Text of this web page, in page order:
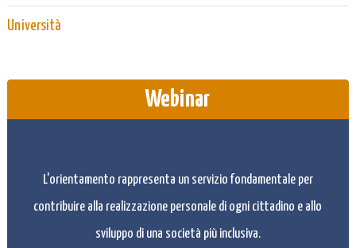
Università
Webinar
L'orientamento rappresenta un servizio fondamentale per
contribuire alla realizzazione personale di ogni cittadino e allo
sviluppo di una società più inclusiva.